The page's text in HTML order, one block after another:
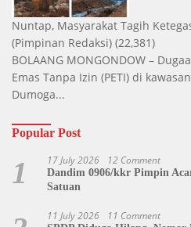
Nuntap, Masyarakat Tagih
(Pimpinan Redaksi) (22,381)
BOLAANG MONGONDOW –
Emas Tanpa Izin (PETI) di
Dumoga...
Popular Post
1 17 July 2026 12 Comment
Dandim 0906/kkr Pimpin
Satuan
11 July 2026 11 Comment